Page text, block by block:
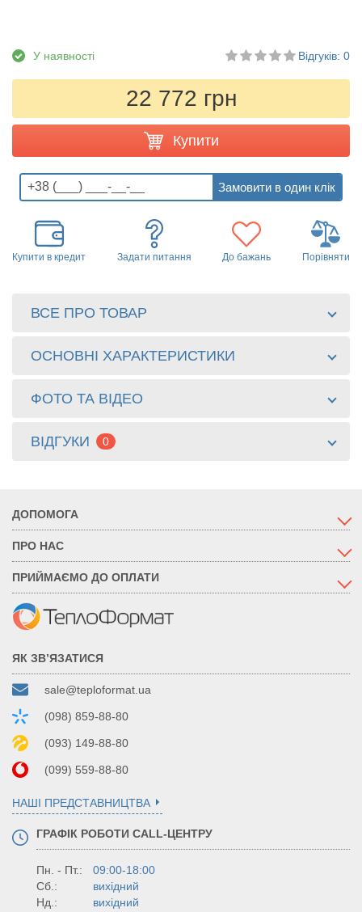
У наявності Відгуків: 0
22 772 грн
Купити
Купити в кредит Задати питання До бажань Порівняти
ВСЕ ПРО ТОВАР
ОСНОВНІ ХАРАКТЕРИСТИКИ
ФОТО ТА ВІДЕО
ВІДГУКИ 0
ДОПОМОГА
ПРО НАС
ПРИЙМАЄМО ДО ОПЛАТИ
ЯК ЗВ’ЯЗАТИСЯ
sale@teploformat.ua
(098) 859-88-80
(093) 149-88-80
(099) 559-88-80
НАШІ ПРЕДСТАВНИЦТВА
ГРАФІК РОБОТИ CALL-ЦЕНТРУ
Пн. - Пт.:
09:00-18:00
Сб.:
вихідний
Нд.:
вихідний